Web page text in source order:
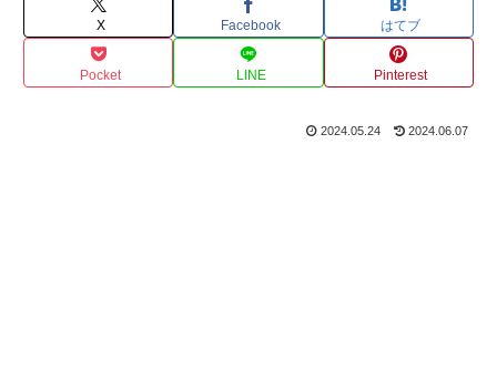
X Facebook はてブ
Pocket LINE Pinterest
2024.05.24 2024.06.07